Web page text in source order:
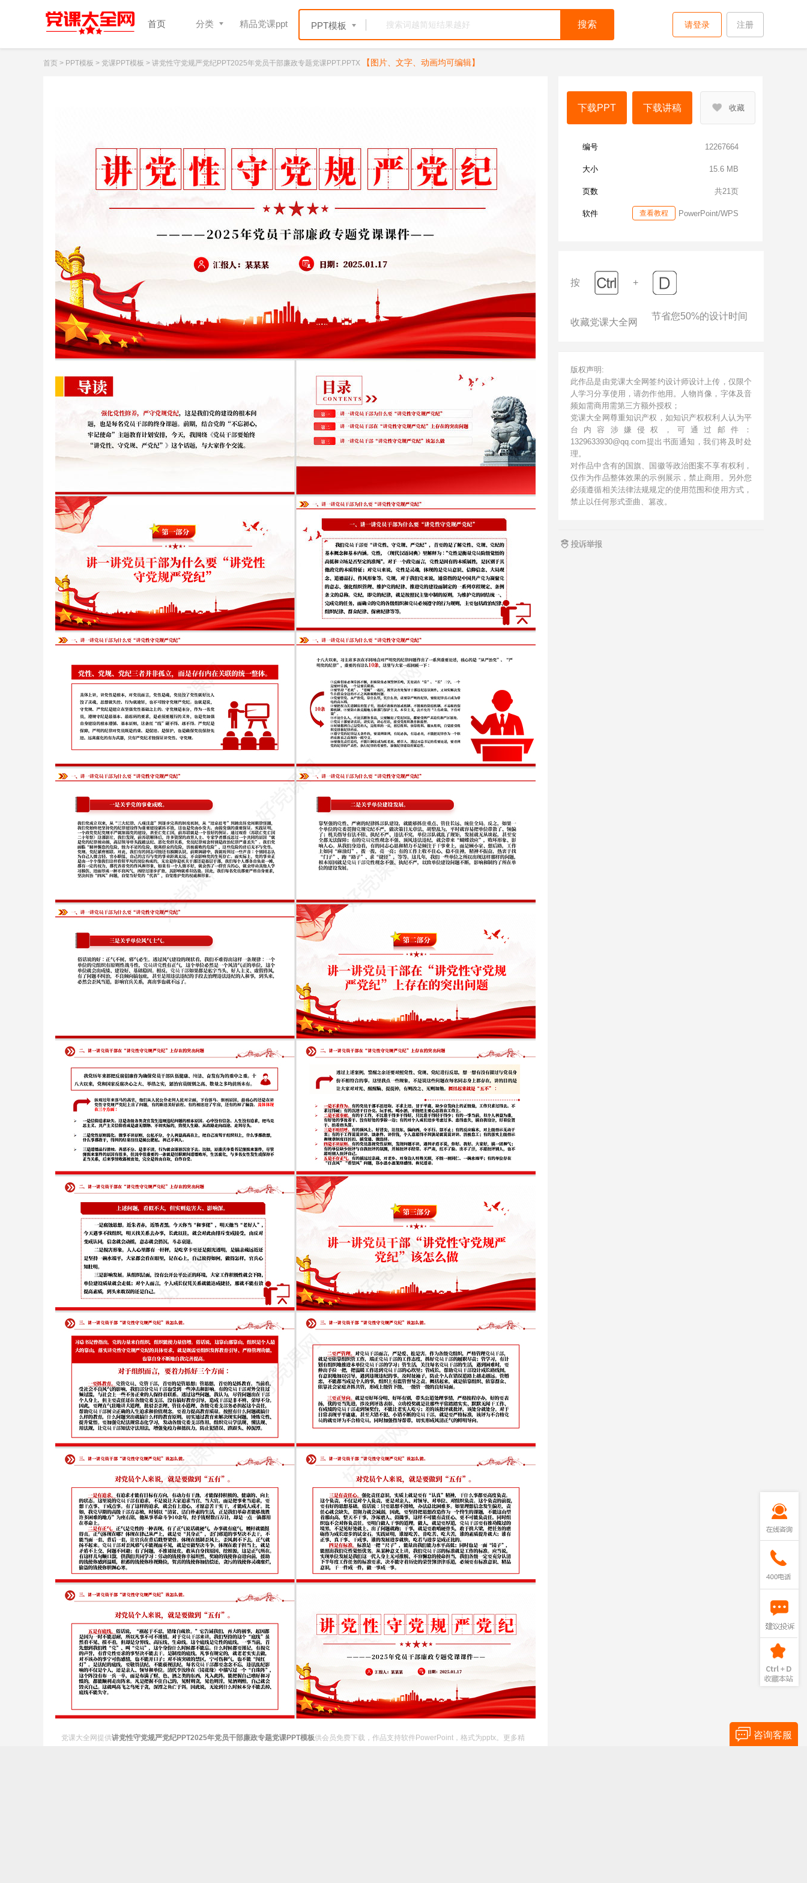
首页 分类 精品党课ppt PPT模板 搜索 注册
请登录
首页 > PPT模板 > 党课PPT模板 > 讲党性守党规严党纪PPT2025年党员干部廉政专题党课PPT.PPTX 【图片、文字、动画均可编辑】
党课大全网提供讲党性守党规严党纪PPT2025年党员干部廉政专题党课PPT模板供会员免费下载，作品支持软件PowerPoint，格式为pptx。更多精
下载PPT 下载讲稿 收藏
编号 12267664
大小 15.6 MB
页数 共21页
软件 PowerPoint/WPS
查看教程
按 +
收藏党课大全网
节省您50%的设计时间
版权声明:
此作品是由党课大全网签约设计师设计上传，仅限个
人学习分享使用，请勿作他用。人物肖像，字体及音
频如需商用需第三方额外授权；
党课大全网尊重知识产权，如知识产权权利人认为平
台内容涉嫌侵权，可通过邮件：
1329633930@qq.com提出书面通知，我们将及时处
理。
对作品中含有的国旗、国徽等政治图案不享有权利，
仅作为作品整体效果的示例展示，禁止商用。另外您
必须遵循相关法律法规规定的使用范围和使用方式，
禁止以任何形式歪曲、篡改。
咨询客服